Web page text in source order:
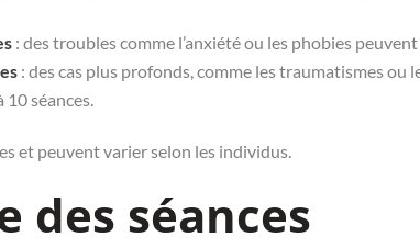
: des troubles comme l’anxiété ou les phobies
: des cas plus profonds, comme les traumatismes
10 séances.
et peuvent varier selon les individus.
des séances